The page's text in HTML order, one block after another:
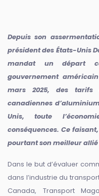
Depuis son
président des États-Unis
mandat un départ
gouvernement
mars 2025, des
canadiennes
Unis, toute
conséquences. Ce
pourtant son meilleur
Dans le but d’évaluer
dans l’industrie du
Canada, Transport